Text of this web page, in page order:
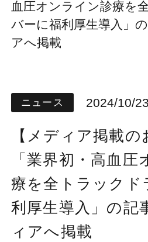
血圧オンライン診療を
バーに福利厚生導入」
アへ掲載
ニュース 2024/10/23
【メディア掲載の
「業界初・高血
療を全トラックド
利厚生導入」の記
ィアへ掲載